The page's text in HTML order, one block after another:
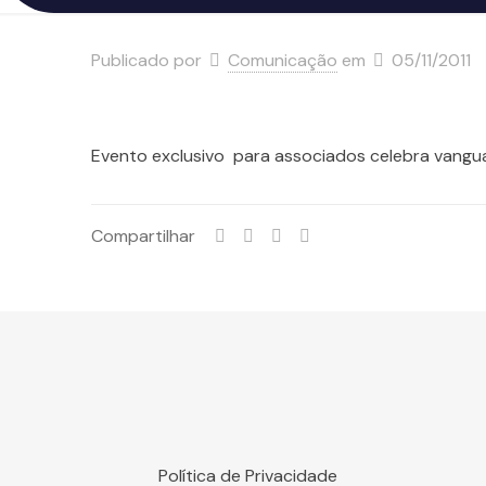
Publicado por Comunicação em 05/11/2011
Evento exclusivo para associados celebra
Compartilhar
Política de Privacidade